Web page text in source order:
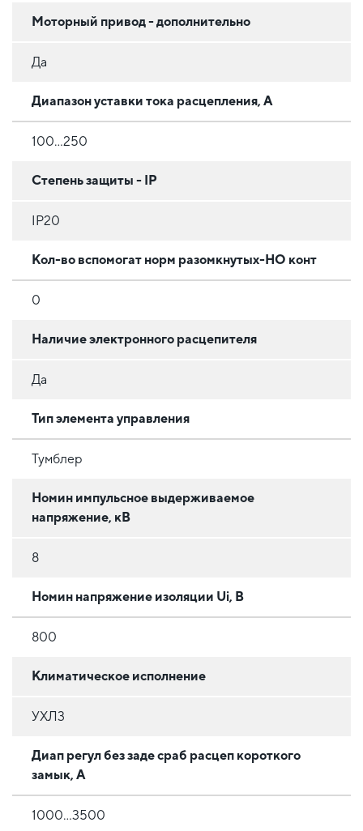
Моторный привод - дополнительно
Да
Диапазон уставки тока расцепления, А
100…250
Степень защиты - IP
IP20
Кол-во вспомогат норм разомкнутых-НО конт
0
Наличие электронного расцепителя
Да
Тип элемента управления
Тумблер
Номин импульсное выдерживаемое
напряжение, кВ
8
Номин напряжение изоляции Ui, В
800
Климатическое исполнение
УХЛ3
Диап регул без заде сраб расцеп короткого
замык, А
1000…3500